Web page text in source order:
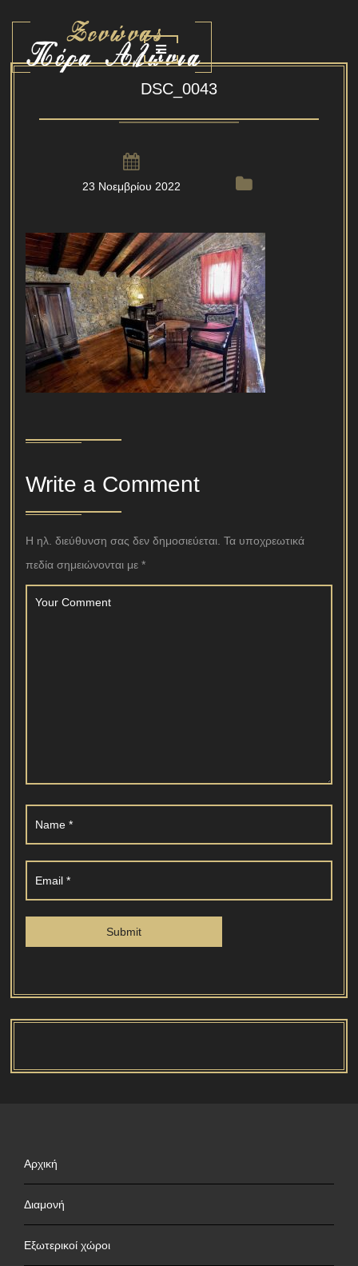
DSC_0043
23 Νοεμβρίου 2022
Write a Comment
Η ηλ. διεύθυνση σας δεν δημοσιεύεται. Τα υποχρεωτικά
πεδία σημειώνονται με *
Αρχική
Διαμονή
Εξωτερικοί χώροι